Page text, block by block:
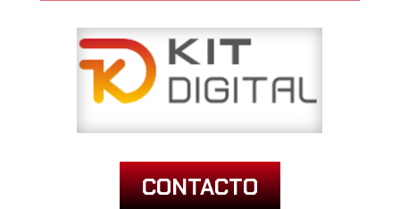
CONTACTO